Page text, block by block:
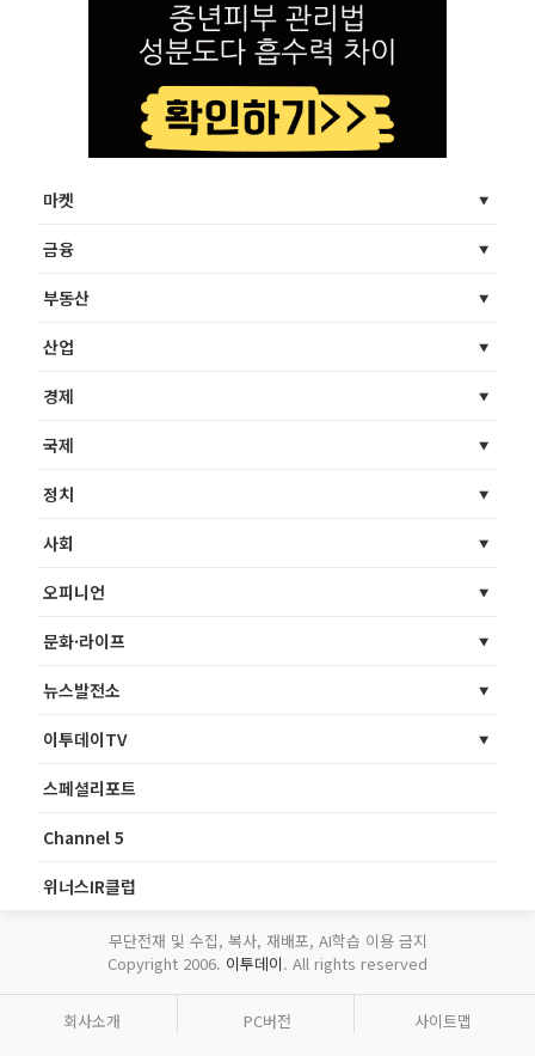
마켓
금융
부동산
산업
경제
국제
정치
사회
오피니언
문화·라이프
뉴스발전소
이투데이TV
스페셜리포트
Channel 5
위너스IR클럽
무단전재 및 수집, 복사, 재배포, AI학습 이용 금지
Copyright 2006. 이투데이. All rights reserved
회사소개 PC버전 사이트맵